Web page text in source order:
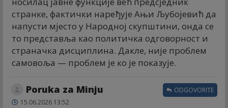
странке, фактички наређује Ањи Љубојевић да
напусти мјесто у Народној скупштини, онда се
то представља као политичка одговорност и
страначка дисциплина. Дакле, није проблем
самовоља — проблем је ко је показује.
Poruka za Minju
15.06.2026 13:52
ODGOVORITE